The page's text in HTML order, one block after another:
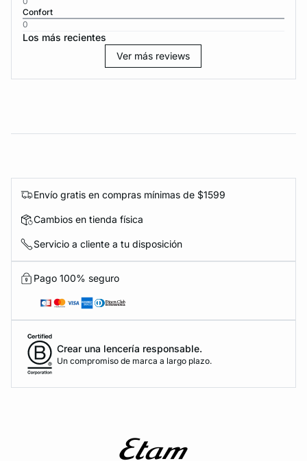
Confort
0
Los más recientes
Ver más reviews
Envío gratis en compras mínimas de $1599
Cambios en tienda física
Servicio a cliente a tu disposición
Pago 100% seguro
Crear una lencería responsable.
Un compromiso de marca a largo plazo.